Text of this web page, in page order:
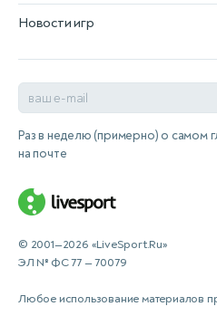
Новости игр
Раз в неделю (примерно) о самом
на почте
© 2001—2026 «LiveSport.Ru»
ЭЛ № ФС 77 — 70079
Любое использование материалов